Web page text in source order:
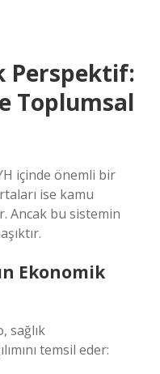
Perspektif:
Toplumsal
içinde önemli bir
ise kamu
Ancak bu sistemin
Ekonomik
sağlık
temsil eder: